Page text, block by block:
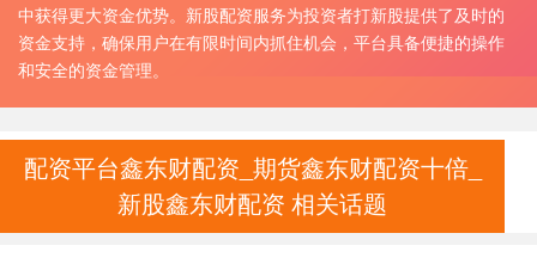
中获得更大资金优势。新股配资服务为投资者打新股提供了及时的
资金支持，确保用户在有限时间内抓住机会，平台具备便捷的操作
和安全的资金管理。
配资平台鑫东财配资_期货鑫东财配资十倍_
新股鑫东财配资 相关话题